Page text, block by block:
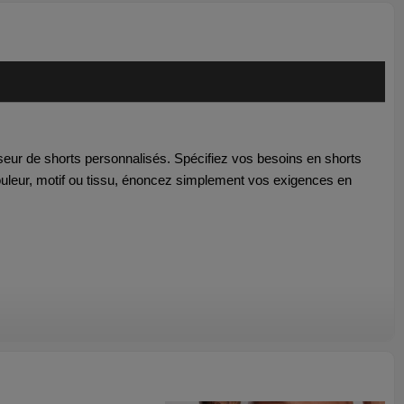
de shorts personnalisés. Spécifiez vos besoins en shorts
motif ou tissu, énoncez simplement vos exigences en